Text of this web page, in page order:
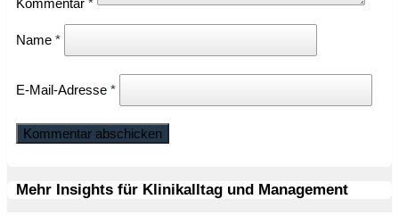
Kommentar *
Name *
E-Mail-Adresse *
Mehr Insights für Klinikalltag und Management